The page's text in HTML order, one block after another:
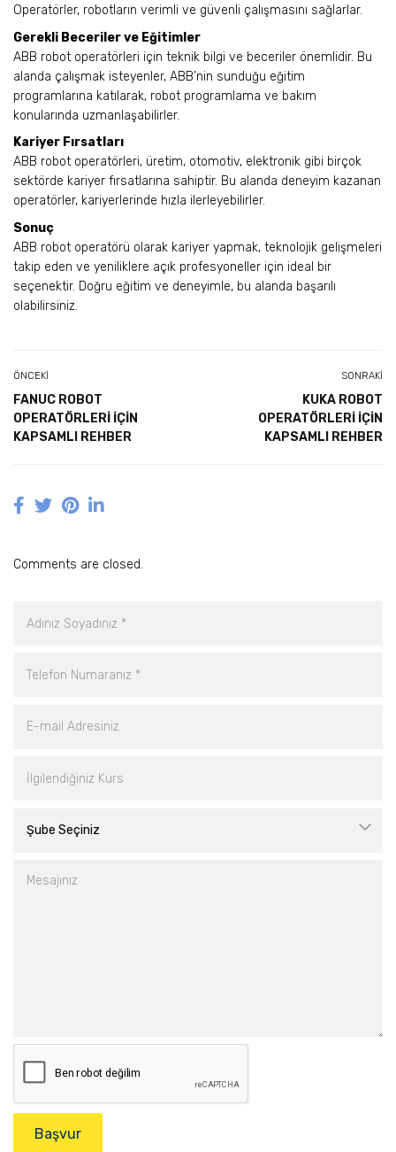
Operatörler, robotların verimli ve güvenli çalışmasını sağlarlar.
Gerekli Beceriler ve Eğitimler
ABB robot operatörleri için teknik bilgi ve beceriler önemlidir. Bu
alanda çalışmak isteyenler, ABB’nin sunduğu eğitim
programlarına katılarak, robot programlama ve bakım
konularında uzmanlaşabilirler.
Kariyer Fırsatları
ABB robot operatörleri, üretim, otomotiv, elektronik gibi birçok
sektörde kariyer fırsatlarına sahiptir. Bu alanda deneyim kazanan
operatörler, kariyerlerinde hızla ilerleyebilirler.
Sonuç
ABB robot operatörü olarak kariyer yapmak, teknolojik gelişmeleri
takip eden ve yeniliklere açık profesyoneller için ideal bir
seçenektir. Doğru eğitim ve deneyimle, bu alanda başarılı
olabilirsiniz.
ÖNCEKI
FANUC ROBOT
OPERATÖRLERI İÇIN
KAPSAMLI REHBER
SONRAKI
KUKA ROBOT
OPERATÖRLERI İÇIN
KAPSAMLI REHBER
Comments are closed.